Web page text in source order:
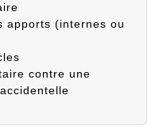
apports (internes ou
contre une